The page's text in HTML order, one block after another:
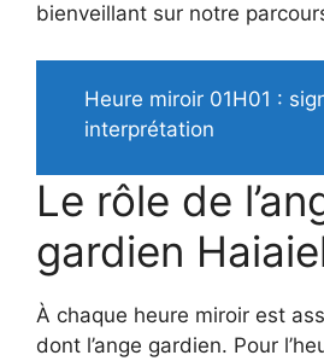
bienveillant sur notre
Heure miroir 01H01 :
interprétation
Le rôle de
gardien
À chaque heure miroir est
dont l’ange gardien. Pour